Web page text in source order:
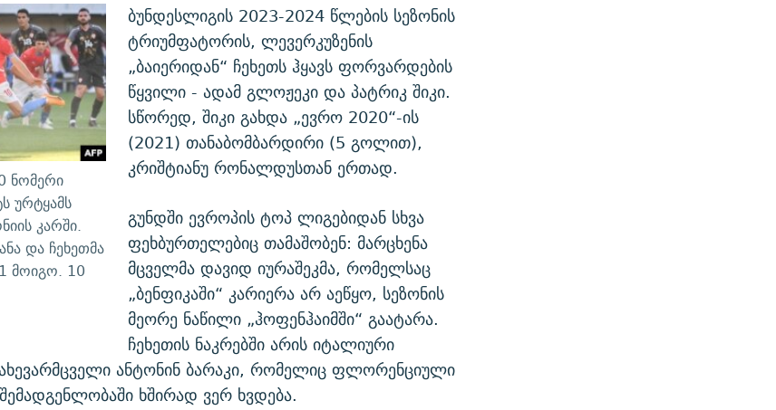
ნომერი
ურტყამს
კარში.
და ჩეხეთმა
მოიგო. 10
ბუნდესლიგის 2023-2024 წლების სეზონის
ტრიუმფატორის, ლევერკუზენის
„ბაიერიდან“ ჩეხეთს ჰყავს ფორვარდების
წყვილი - ადამ გლოჟეკი და პატრიკ შიკი.
სწორედ, შიკი გახდა „ევრო 2020“-ის
(2021) თანაბომბარდირი (5 გოლით),
კრიშტიანუ რონალდუსთან ერთად.
გუნდში ევროპის ტოპ ლიგებიდან სხვა
ფეხბურთელებიც თამაშობენ: მარცხენა
მცველმა დავიდ იურაშეკმა, რომელსაც
„ბენფიკაში“ კარიერა არ აეწყო, სეზონის
მეორე ნაწილი „ჰოფენჰაიმში“ გაატარა.
ჩეხეთის ნაკრებში არის იტალიური
ანტონინ ბარაკი, რომელიც ფლორენციული
ხშირად ვერ ხვდება.